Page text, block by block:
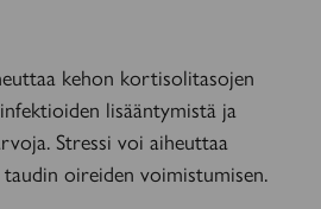
kehon kortisolitasojen
lisääntymistä ja
Stressi voi aiheuttaa
taudin oireiden voimistumisen.